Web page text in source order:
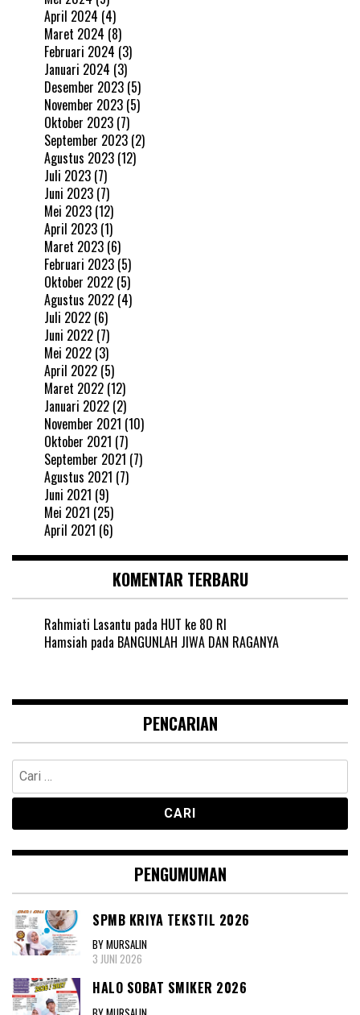
April 2024 (4)
Maret 2024 (8)
Februari 2024 (3)
Januari 2024 (3)
Desember 2023 (5)
November 2023 (5)
Oktober 2023 (7)
September 2023 (2)
Agustus 2023 (12)
Juli 2023 (7)
Juni 2023 (7)
Mei 2023 (12)
April 2023 (1)
Maret 2023 (6)
Februari 2023 (5)
Oktober 2022 (5)
Agustus 2022 (4)
Juli 2022 (6)
Juni 2022 (7)
Mei 2022 (3)
April 2022 (5)
Maret 2022 (12)
Januari 2022 (2)
November 2021 (10)
Oktober 2021 (7)
September 2021 (7)
Agustus 2021 (7)
Juni 2021 (9)
Mei 2021 (25)
April 2021 (6)
KOMENTAR TERBARU
Rahmiati Lasantu pada HUT ke 80 RI
Hamsiah pada BANGUNLAH JIWA DAN RAGANYA
PENCARIAN
Cari
untuk:
PENGUMUMAN
SPMB KRIYA TEKSTIL 2026
BY MURSALIN
3 JUNI 2026
HALO SOBAT SMIKER 2026